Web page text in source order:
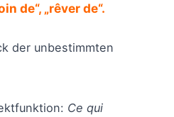
de“, „rêver de“.
der unbestimmten
Ce qui